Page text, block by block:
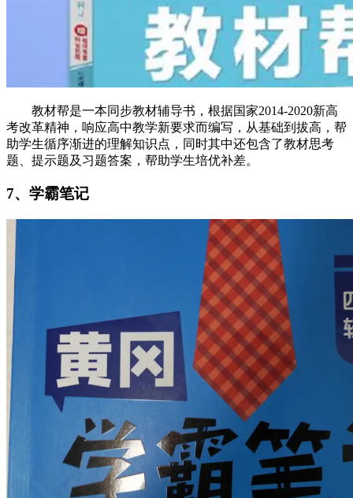
教材帮是一本同步教材辅导书，根据国家2014-2020新高
考改革精神，响应高中教学新要求而编写，从基础到拔高，帮
助学生循序渐进的理解知识点，同时其中还包含了教材思考
题、提示题及习题答案，帮助学生培优补差。
7、学霸笔记